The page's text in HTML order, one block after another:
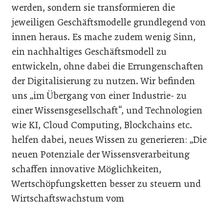
werden, sondern sie transformieren die
jeweiligen Geschäftsmodelle grundlegend von
innen heraus. Es mache zudem wenig Sinn,
ein nachhaltiges Geschäftsmodell zu
entwickeln, ohne dabei die Errungenschaften
der Digitalisierung zu nutzen. Wir befinden
uns „im Übergang von einer Industrie- zu
einer Wissensgesellschaft“, und Technologien
wie KI, Cloud Computing, Blockchains etc.
helfen dabei, neues Wissen zu generieren: „Die
neuen Potenziale der Wissensverarbeitung
schaffen innovative Möglichkeiten,
Wertschöpfungsketten besser zu steuern und
Wirtschaftswachstum vom